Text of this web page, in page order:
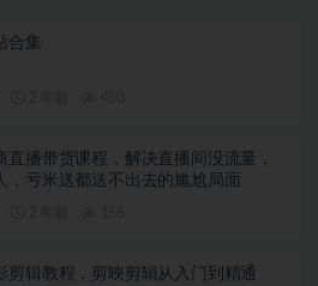
合集
直播带货课程，解决直播间没流量，
，亏米送都送不出去的尴尬局面
剪辑教程，剪映剪辑从入门到精通